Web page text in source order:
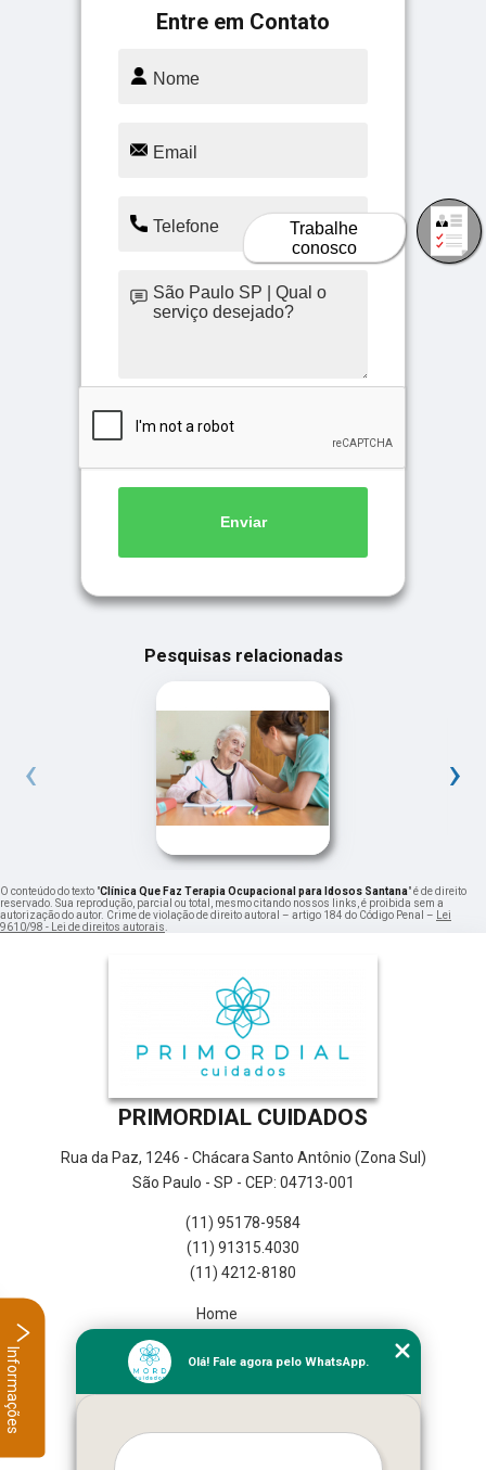
Entre em Contato
Enviar
Pesquisas relacionadas
‹ ›
O conteúdo do texto "Clínica Que Faz Terapia Ocupacional para Idosos Santana" é de direito
reservado. Sua reprodução, parcial ou total, mesmo citando nossos links, é proibida sem a
autorização do autor. Crime de violação de direito autoral – artigo 184 do Código Penal –
Lei
9610/98 - Lei de direitos autorais
PRIMORDIAL CUIDADOS
Rua da Paz, 1246 - Chácara Santo Antônio (Zona Sul)
São Paulo - SP - CEP: 04713-001
(11) 95178-9584
(11) 91315.4030
(11) 4212-8180
Home
Missão
Mapa do site
Olá! Fale agora pelo WhatsApp.
Informações
Trabalhe
conosco